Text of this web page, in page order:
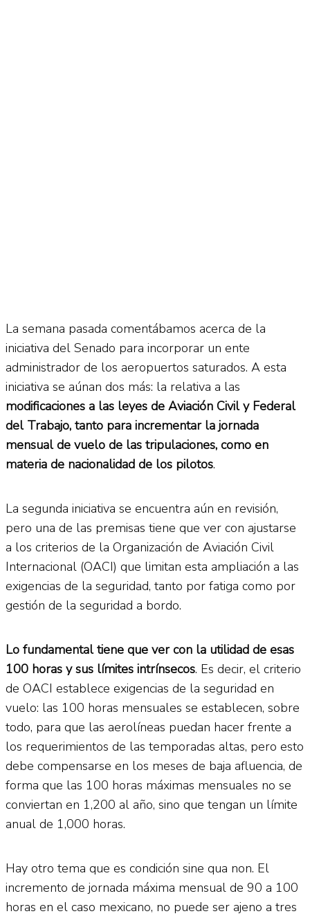
La semana pasada comentábamos acerca de la
iniciativa del Senado para incorporar un ente
administrador de los aeropuertos saturados. A esta
iniciativa se aúnan dos más: la relativa a las
modificaciones a las leyes de Aviación Civil y Federal
del Trabajo, tanto para incrementar la jornada
mensual de vuelo de las tripulaciones, como en
materia de nacionalidad de los pilotos.
La segunda iniciativa se encuentra aún en revisión,
pero una de las premisas tiene que ver con ajustarse
a los criterios de la Organización de Aviación Civil
Internacional (OACI) que limitan esta ampliación a las
exigencias de la seguridad, tanto por fatiga como por
gestión de la seguridad a bordo.
Lo fundamental tiene que ver con la utilidad de esas
100 horas y sus límites intrínsecos. Es decir, el criterio
de OACI establece exigencias de la seguridad en
vuelo: las 100 horas mensuales se establecen, sobre
todo, para que las aerolíneas puedan hacer frente a
los requerimientos de las temporadas altas, pero esto
debe compensarse en los meses de baja afluencia, de
forma que las 100 horas máximas mensuales no se
conviertan en 1,200 al año, sino que tengan un límite
anual de 1,000 horas.
Hay otro tema que es condición sine qua non. El
incremento de jornada máxima mensual de 90 a 100
horas en el caso mexicano, no puede ser ajeno a tres